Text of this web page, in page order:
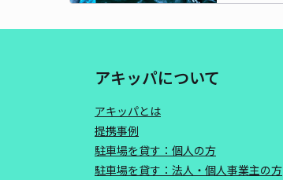
アキッパについて
アキッパとは
提携事例
駐車場を貸す：個人の方
駐車場を貸す：法人・個人事業主の方